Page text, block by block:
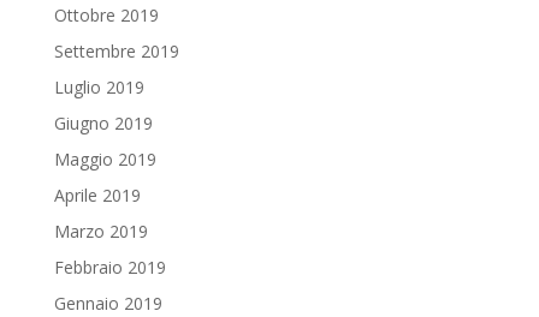
Ottobre 2019
Settembre 2019
Luglio 2019
Giugno 2019
Maggio 2019
Aprile 2019
Marzo 2019
Febbraio 2019
Gennaio 2019